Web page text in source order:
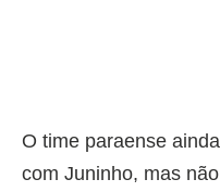
O time paraense
com Juninho, mas